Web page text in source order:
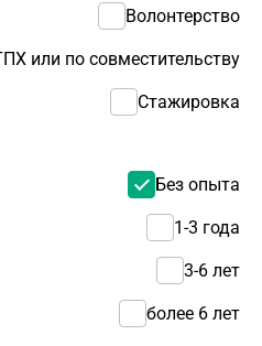
Волонтерство
или по совместительству
Стажировка
Без опыта
1-3 года
3-6 лет
более 6 лет